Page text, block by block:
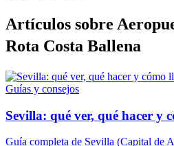
Artículos sobre
Rota Costa Ballena
Guías y consejos
Sevilla: qué ver, qué hacer y
Guía completa de Sevilla (Capital de